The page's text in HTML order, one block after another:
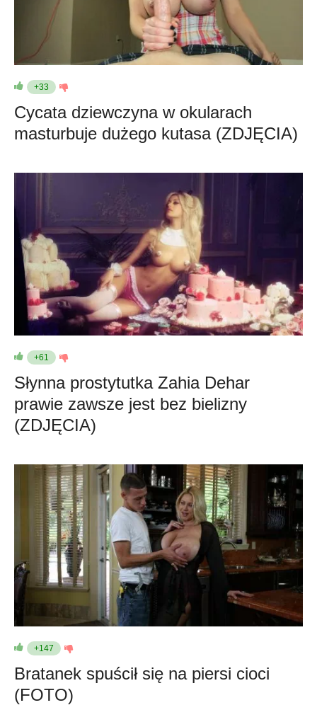
+33
Cycata dziewczyna w okularach
masturbuje dużego kutasa (ZDJĘCIA)
+61
Słynna prostytutka Zahia Dehar
prawie zawsze jest bez bielizny
(ZDJĘCIA)
+147
Bratanek spuścił się na piersi cioci
(FOTO)